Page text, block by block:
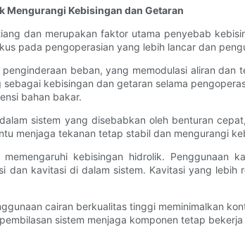
Mengurangi Kebisingan dan Getaran
dan merupakan faktor utama penyebab
pada pengoperasian yang lebih lancar dan
beban, yang memodulasi aliran
kebisingan dan getaran selama
bahan bakar.
sistem yang disebabkan oleh benturan
menjaga tekanan tetap stabil dan mengurangi
kebisingan hidrolik. Penggunaan
dan kavitasi di dalam sistem. Kavitasi yang
cairan berkualitas tinggi meminimalkan
sistem menjaga komponen tetap